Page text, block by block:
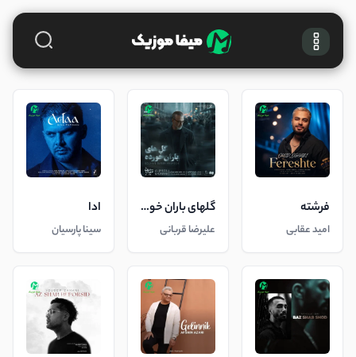
فرشته
امید عقابی
گلهای باران خورده
علیرضا قربانی
ادا
سینا پارسیان